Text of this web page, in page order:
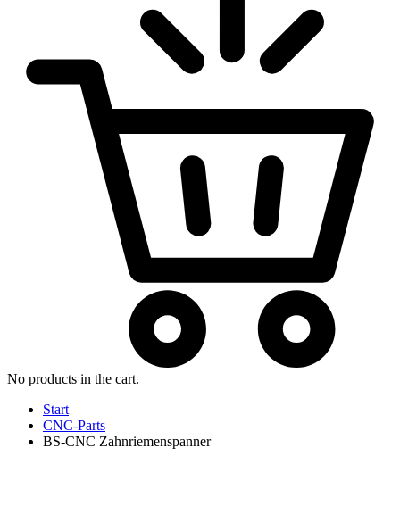
No products in the cart.
Start
CNC-Parts
BS-CNC Zahnriemenspanner